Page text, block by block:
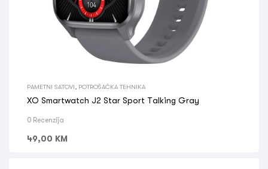
PAMETNI SATOVI POTROŠAČKA TEHNIKA
XO Smartwatch J2 Star Sport Talking Gray
0 Recenzija
49,00 KM